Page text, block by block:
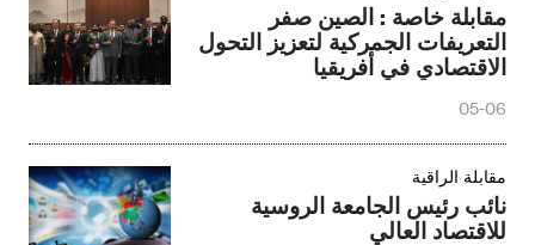
مقابلة خاصة : الصين صفر
التعريفات الجمركية لتعزيز التحول
الاقتصادي في أفريقيا
05-06
مقابلة الراقية
نائب رئيس الجامعة الروسية
للاقتصاد العالي